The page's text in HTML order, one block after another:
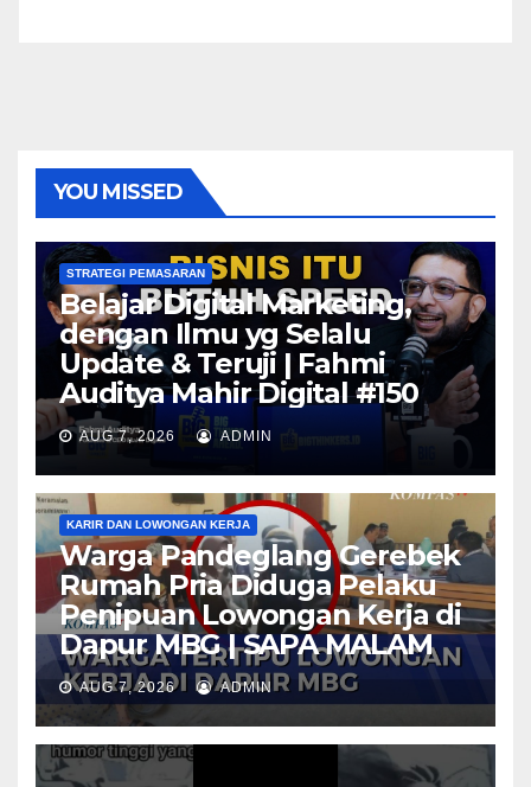
YOU MISSED
STRATEGI PEMASARAN
Belajar Digital Marketing,
dengan Ilmu yg Selalu
Update & Teruji | Fahmi
Auditya Mahir Digital #150
AUG 7, 2026 ADMIN
KARIR DAN LOWONGAN KERJA
Warga Pandeglang Gerebek
Rumah Pria Diduga Pelaku
Penipuan Lowongan Kerja di
Dapur MBG | SAPA MALAM
AUG 7, 2026 ADMIN